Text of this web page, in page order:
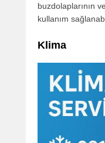
buzdolaplarının
kullanım
Klima